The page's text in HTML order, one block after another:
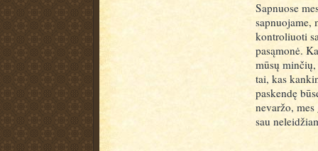
Sapnuose
sapnuojame,
kontroliuoti
pasąmonė.
mūsų
tai, kas
paskendę
nevaržo,
sau